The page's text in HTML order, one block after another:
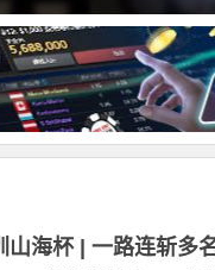
山海杯 | 一路连斩